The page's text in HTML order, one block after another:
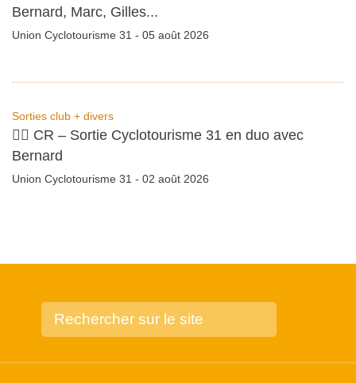
Bernard, Marc, Gilles...
Union Cyclotourisme 31 - 05 août 2026
Sorties club + divers
🚴‍♂️ CR – Sortie Cyclotourisme 31 en duo avec
Bernard
Union Cyclotourisme 31 - 02 août 2026